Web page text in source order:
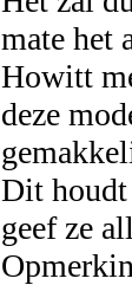
mate het
Howitt
deze
Dit
geef ze